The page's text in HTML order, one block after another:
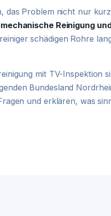
das Problem nicht nur
mechanische Reinigung
schädigen Rohre
mit TV-Inspektion
Bundesland
und erklären, was